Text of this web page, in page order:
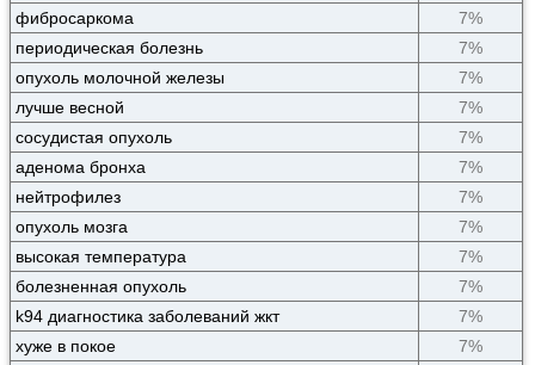
фибросаркома
7%
периодическая болезнь
7%
опухоль молочной железы
7%
лучше весной
7%
сосудистая опухоль
7%
аденома бронха
7%
нейтрофилез
7%
опухоль мозга
7%
высокая температура
7%
болезненная опухоль
7%
k94 диагностика заболеваний жкт
7%
хуже в покое
7%